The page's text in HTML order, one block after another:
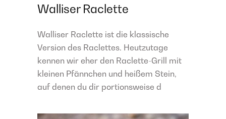
Walliser Raclette
Walliser Raclette ist die klassische
Version des Raclettes. Heutzutage
kennen wir eher den Raclette-Grill mit
kleinen Pfännchen und heißem Stein,
auf denen du dir portionsweise d